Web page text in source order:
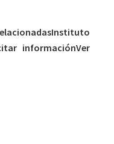
informaciónVer